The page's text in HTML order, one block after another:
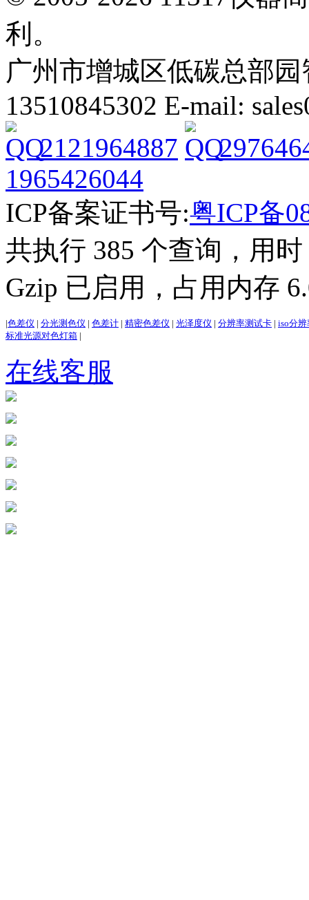
利。
广州市增城区低碳总部
13510845302 E-mail:
2121964887
1965426044
ICP备案证书号:粤ICP备
共执行 385 个查询，用
Gzip 已启用，占用内存
|色差仪 | 分光测色仪 | 色差计 | 精密色差仪 | 光泽度仪 | 分辨率测试卡 | iso分
标准光源对色灯箱 |
在线客服